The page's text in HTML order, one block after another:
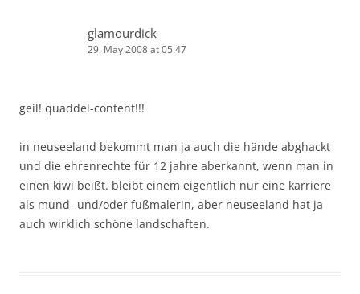
glamourdick
29. May 2008 at 05:47
geil! quaddel-content!!!
in neuseeland bekommt man ja auch die hände abghackt
und die ehrenrechte für 12 jahre aberkannt, wenn man in
einen kiwi beißt. bleibt einem eigentlich nur eine karriere
als mund- und/oder fußmalerin, aber neuseeland hat ja
auch wirklich schöne landschaften.